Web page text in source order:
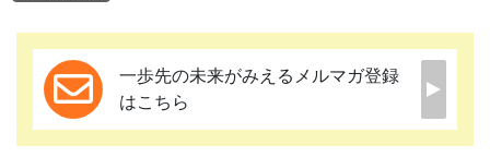
一歩先の未来がみえるメルマガ登録
はこちら